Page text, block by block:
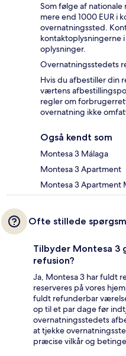
Som følge af
mere end 1000 EUR i
overnatningssted.
kontaktoplysningerne
oplysninger.
Overnatningsstedets
Hvis du afbestiller din
værtens
regler om
overnatning ikke
Også kendt som
Montesa 3 Málaga
Montesa 3 Apartment
Montesa 3 Apartment
Ofte stillede
Tilbyder Montesa 3
refusion?
Ja, Montesa 3 har fuldt
reserveres på vores
fuldt refunderbar
op til et par dage før
overnatningsstedets
at tjekke
præcise vilkår og